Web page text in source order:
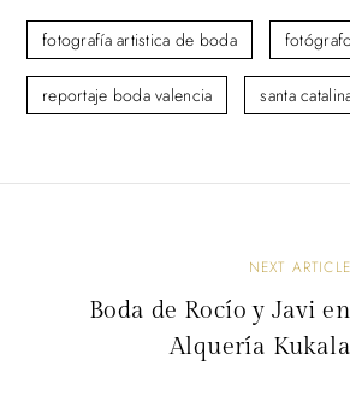
fotografía artistica de boda
reportaje boda valencia santa
NEXT ARTICLE
Boda de Rocío y Javi en
Alquería Kukala